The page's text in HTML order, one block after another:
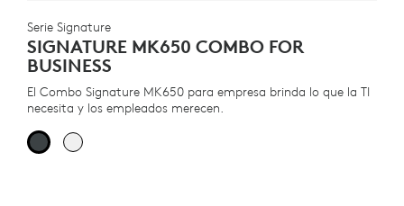
Serie Signature
SIGNATURE MK650 COMBO FOR
BUSINESS
El Combo Signature MK650 para empresa brinda lo que la TI
necesita y los empleados merecen.